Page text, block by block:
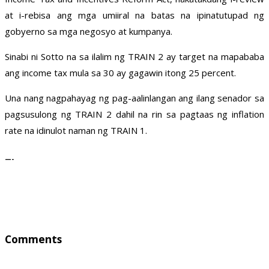
at i-rebisa ang mga umiiral na batas na ipinatutupad ng
gobyerno sa mga negosyo at kumpanya.
Sinabi ni Sotto na sa ilalim ng TRAIN 2 ay target na mapababa
ang income tax mula sa 30 ay gagawin itong 25 percent.
Una nang nagpahayag ng pag-aalinlangan ang ilang senador sa
pagsusulong ng TRAIN 2 dahil na rin sa pagtaas ng inflation
rate na idinulot naman ng TRAIN 1.
—-
Comments